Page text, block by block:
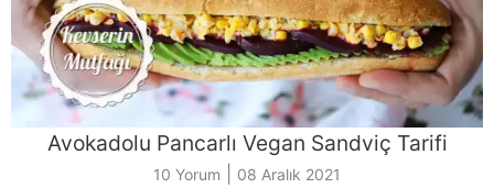
Avokadolu Pancarlı Vegan Sandviç Tarifi
10 Yorum 08 Aralık 2021